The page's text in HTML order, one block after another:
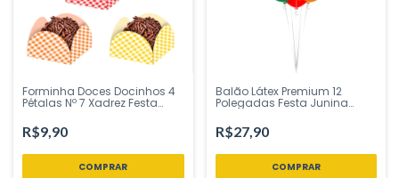
Forminha Doces Docinhos 4
Pétalas Nº 7 Xadrez Festa
Inspire sua Festa Loja
R$9,90
COMPRAR
Balão Látex Premium 12
Polegadas Festa Junina
Inspire sua Festa Loja
R$27,90